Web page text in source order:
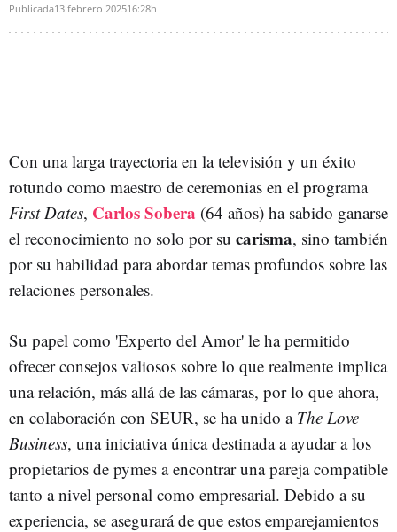
Publicada13 febrero 202516:28h
Con una larga trayectoria en la televisión y un éxito
rotundo como maestro de ceremonias en el programa
First Dates, Carlos Sobera (64 años) ha sabido ganarse
el reconocimiento no solo por su carisma, sino también
por su habilidad para abordar temas profundos sobre las
relaciones personales.
Su papel como 'Experto del Amor' le ha permitido
ofrecer consejos valiosos sobre lo que realmente implica
una relación, más allá de las cámaras, por lo que ahora,
en colaboración con SEUR, se ha unido a The Love
Business, una iniciativa única destinada a ayudar a los
propietarios de pymes a encontrar una pareja compatible
tanto a nivel personal como empresarial. Debido a su
experiencia, se asegurará de que estos emparejamientos